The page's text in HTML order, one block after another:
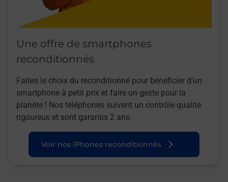
Une offre de smartphones
reconditionnés
Faites le choix du reconditionné pour bénéficier d’un
smartphone à petit prix et faire un geste pour la
planète ! Nos téléphones suivent un contrôle qualité
rigoureux et sont garantis 2 ans.
Voir nos iPhones reconditionnés